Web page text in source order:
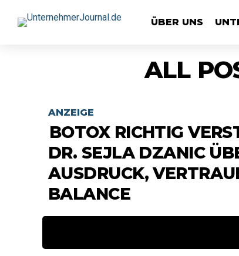
ÜBER UNS
ALL
ANZEIGE
BOTOX RICHTIG
DR. SEJLA DZANIC
AUSDRUCK,
BALANCE